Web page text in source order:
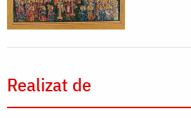
Realizat de